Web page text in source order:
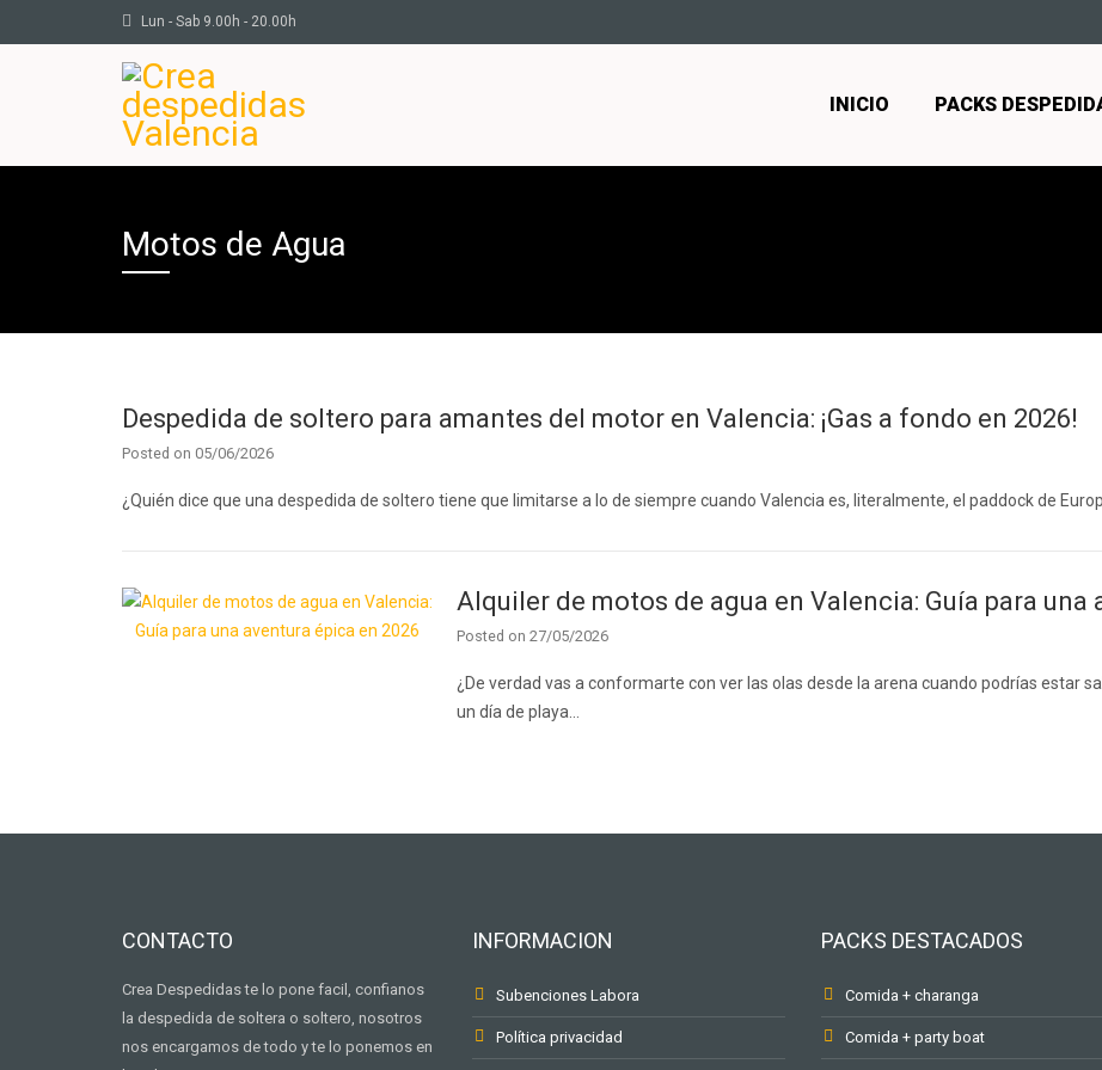
Lun - Sab 9.00h - 20.00h
INICIO PACKS
Motos de Agua
Despedida de soltero para amantes del motor en Valencia: ¡Gas a fondo en 2026!
Posted on 05/06/2026
¿Quién dice que una despedida de soltero tiene que limitarse a lo de siempre cuando Valencia es, literalmente, el paddock de
Alquiler de motos de agua en Valencia: Guía para una
Posted on 27/05/2026
¿De verdad vas a conformarte con ver las olas desde la arena cuando podrías estar
un día de playa…
CONTACTO
Crea Despedidas te lo pone facil, confianos
la despedida de soltera o soltero, nosotros
nos encargamos de todo y te lo ponemos en
INFORMACION
Subenciones Labora
Política privacidad
PACKS DESTACADOS
Comida + charanga
Comida + party boat